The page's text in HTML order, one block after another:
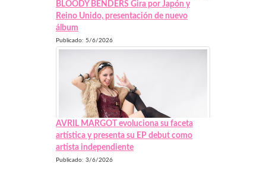
BLOODY BENDERS Gira por Japón y
Reino Unido, presentación de nuevo
álbum
Publicado: 5/6/2026
AVRIL MARGOT evoluciona su faceta
artística y presenta su EP debut como
artista independiente
Publicado: 3/6/2026